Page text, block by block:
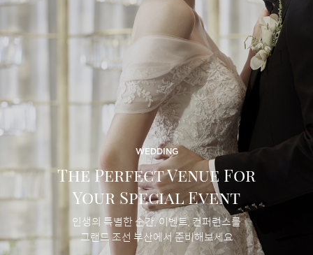
WEDDING
The Perfect Venue For
Your Special Event
인생의 특별한 순간, 이벤트, 컨퍼런스를
그랜드 조선 부산에서 준비해보세요